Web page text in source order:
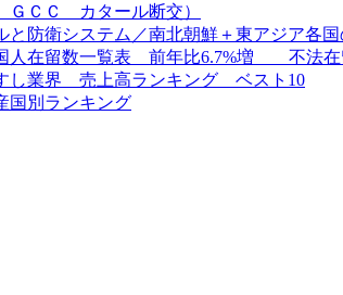
ＣＣ カタール断交）
と防衛システム／南北朝鮮＋東アジア各国
人在留数一覧表 前年比6.7%増 不法在
し業界 売上高ランキング ベスト10
国別ランキング